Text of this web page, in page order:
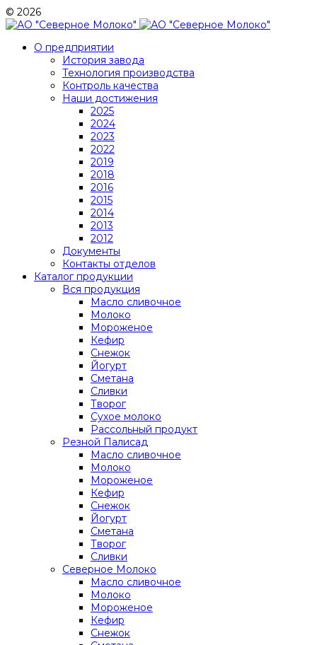
© 2026
О предприятии
История завода
Технология производства
Контроль качества
Наши достижения
2025
2024
2023
2022
2019
2018
2016
2015
2014
2013
2012
Документы
Контакты отделов
Каталог продукции
Вся продукция
Масло сливочное
Молоко
Мороженое
Кефир
Снежок
Йогурт
Сметана
Сливки
Творог
Сухое молоко
Рассольный продукт
Резной Палисад
Масло сливочное
Молоко
Мороженое
Кефир
Снежок
Йогурт
Сметана
Творог
Сливки
Северное Молоко
Масло сливочное
Молоко
Мороженое
Кефир
Снежок